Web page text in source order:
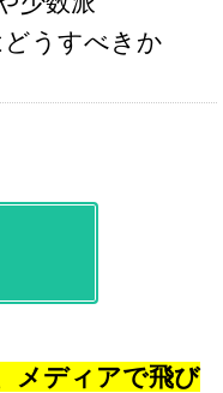
うすべきか
メディアで飛び